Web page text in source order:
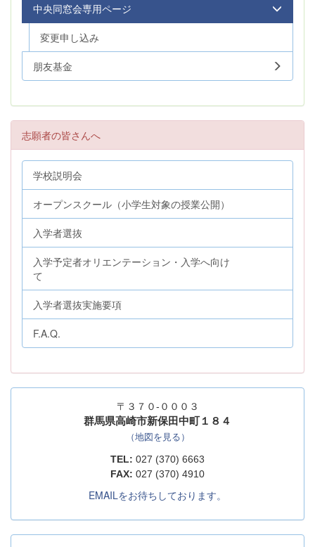
中央同窓会専用ページ
変更申し込み
朋友基金
志願者の皆さんへ
学校説明会
オープンスクール（小学生対象の授業公開）
入学者選抜
入学予定者オリエンテーション・入学へ向け
て
入学者選抜実施要項
F.A.Q.
〒３７０-０００３
群馬県高崎市新保田中町１８４
（地図を見る）
TEL: 027 (370) 6663
FAX: 027 (370) 4910
EMAILをお待ちしております。